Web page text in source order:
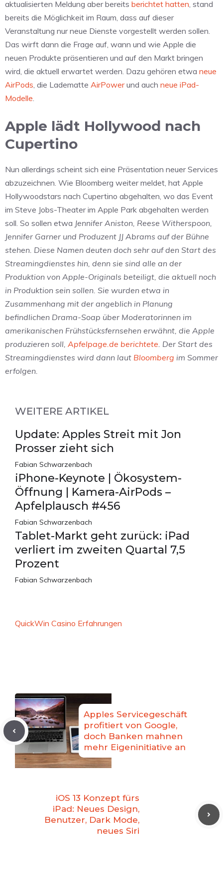
aktualisierten Meldung aber bereits berichtet hatten, stand
bereits die Möglichkeit im Raum, dass auf dieser
Veranstaltung nur neue Dienste vorgestellt werden sollen.
Das wirft dann die Frage auf, wann und wie Apple die
neuen Produkte präsentieren und auf den Markt bringen
wird, die aktuell erwartet werden. Dazu gehören etwa neue
AirPods, die Ladematte AirPowerund auch neue iPad-
Modelle.
Apple lädt Hollywood nach
Cupertino
Nun allerdings scheint sich eine Präsentation neuer Services
abzuzeichnen. Wie Bloomberg weiter meldet, hat Apple
Hollywoodstars nach Cupertino abgehalten, wo das Event
im Steve Jobs-Theater im Apple Park abgehalten werden
soll. So sollen etwa Jennifer Aniston, Reese Witherspoon,
Jennifer Garner und Produzent JJ Abrams auf der Bühne
stehen. Diese Namen deuten doch sehr auf den Start des
Streamingdienstes hin, denn sie sind alle an der
Produktion von Apple-Originals beteiligt, die aktuell noch
in Produktion sein sollen. Sie wurden etwa in
Zusammenhang mit der angeblich in Planung
befindlichen Drama-Soap über Moderatorinnen im
amerikanischen Frühstücksfernsehen erwähnt, die Apple
produzieren soll, Apfelpage.de berichtete. Der Start des
Streamingdienstes wird dann laut Bloomberg im Sommer
erfolgen.
WEITERE ARTIKEL
Update: Apples Streit mit Jon
Prosser zieht sich
Fabian Schwarzenbach
iPhone-Keynote | Ökosystem-
Öffnung | Kamera-AirPods –
Apfelplausch #456
Fabian Schwarzenbach
Tablet-Markt geht zurück: iPad
verliert im zweiten Quartal 7,5
Prozent
Fabian Schwarzenbach
QuickWin Casino Erfahrungen
Apples Servicegeschäft
profitiert von Google,
doch Banken mahnen
mehr Eigeninitiative an
iOS 13 Konzept fürs
iPad: Neues Design,
Benutzer, Dark Mode,
neues Siri